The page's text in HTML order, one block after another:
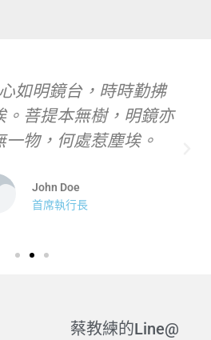
如明鏡台，時時勤拂
。菩提本無樹，明鏡亦
一物，何處惹塵埃。
John Doe
首席執行長
蔡教練的Line@